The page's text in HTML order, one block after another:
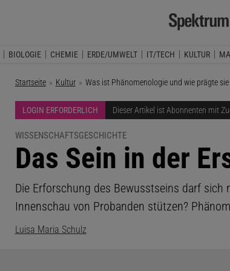
BIOLOGIE CHEMIE ERDE/UMWELT IT/TECH KULTUR
Startseite Kultur Aktuelle Seite:
Was ist Phänomenologie und wie prägte
LOGIN ERFORDERLICH Dieser Artikel ist Abonnenten mit
WISSENSCHAFTSGESCHICHTE
:
Das Sein in der
Die Erforschung des Bewusstseins darf sich
Innenschau von Probanden stützen?
Luisa Maria Schulz